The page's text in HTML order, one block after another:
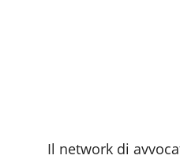
Il network di